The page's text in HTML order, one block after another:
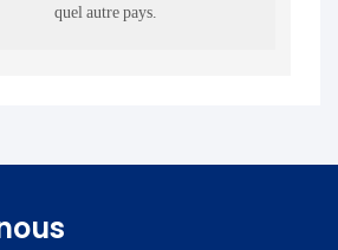
quel autre pays.